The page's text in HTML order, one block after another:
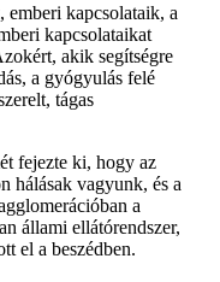
emberi kapcsolataik, a
kapcsolataikat
akik segítségre
a gyógyulás felé
tágas
fejezte ki, hogy az
hálásak vagyunk, és a
a
állami ellátórendszer,
el a beszédben.